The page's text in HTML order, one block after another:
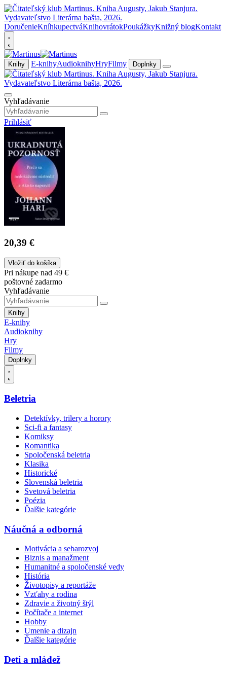
DoručenieKníhkupectváKnihovrátokPoukážkyKnižný blogKontakt
Knihy E-knihyAudioknihyHryFilmy Doplnky
Vyhľadávanie
Prihlásiť
20,39 €
Vložiť do košíka
Pri nákupe nad 49 €
poštovné zadarmo
Vyhľadávanie
Knihy
E-knihy
Audioknihy
Hry
Filmy
Doplnky
Beletria
Detektívky, trilery a horory
Sci-fi a fantasy
Komiksy
Romantika
Spoločenská beletria
Klasika
Historické
Slovenská beletria
Svetová beletria
Poézia
Ďalšie kategórie
Náučná a odborná
Motivácia a sebarozvoj
Biznis a manažment
Humanitné a spoločenské vedy
História
Životopisy a reportáže
Vzťahy a rodina
Zdravie a životný štýl
Počítače a internet
Hobby
Umenie a dizajn
Ďalšie kategórie
Deti a mládež